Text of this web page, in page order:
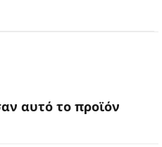
αυτό το προϊόν